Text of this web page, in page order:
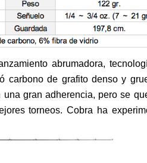
abrumadora,
carbono de grafito denso y
gran adherencia, pero se
torneos. Cobra ha